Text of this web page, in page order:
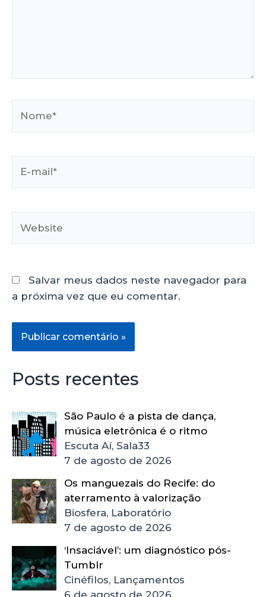
Salvar meus dados neste navegador para
a próxima vez que eu comentar.
Posts recentes
São Paulo é a pista de dança,
música eletrônica é o ritmo
Escuta Aí, Sala33
7 de agosto de 2026
Os manguezais do Recife: do
aterramento à valorização
Biosfera, Laboratório
7 de agosto de 2026
‘Insaciável’: um diagnóstico pós-
Tumblr
Cinéfilos, Lançamentos
6 de agosto de 2026